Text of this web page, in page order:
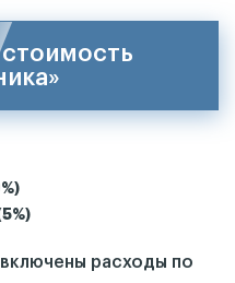
стоимость
расходы по